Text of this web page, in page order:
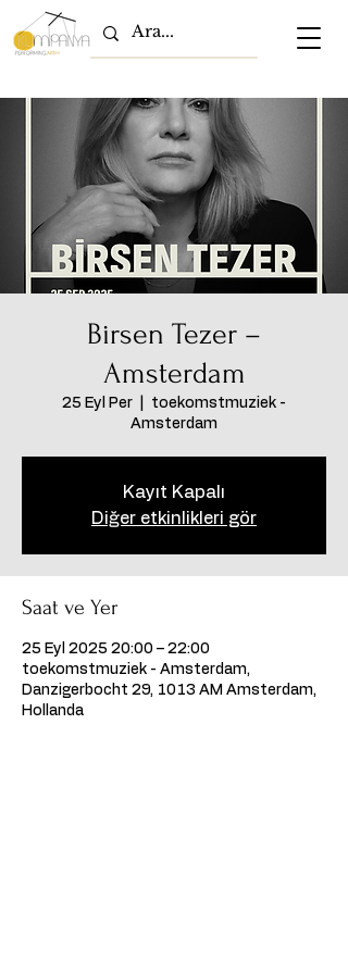
Birsen Tezer –
Amsterdam
25 Eyl Per
toekomstmuziek -
Amsterdam
Kayıt Kapalı
Diğer etkinlikleri gör
Saat ve Yer
25 Eyl 2025 20:00 – 22:00
toekomstmuziek - Amsterdam,
Danzigerbocht 29, 1013 AM Amsterdam,
Hollanda